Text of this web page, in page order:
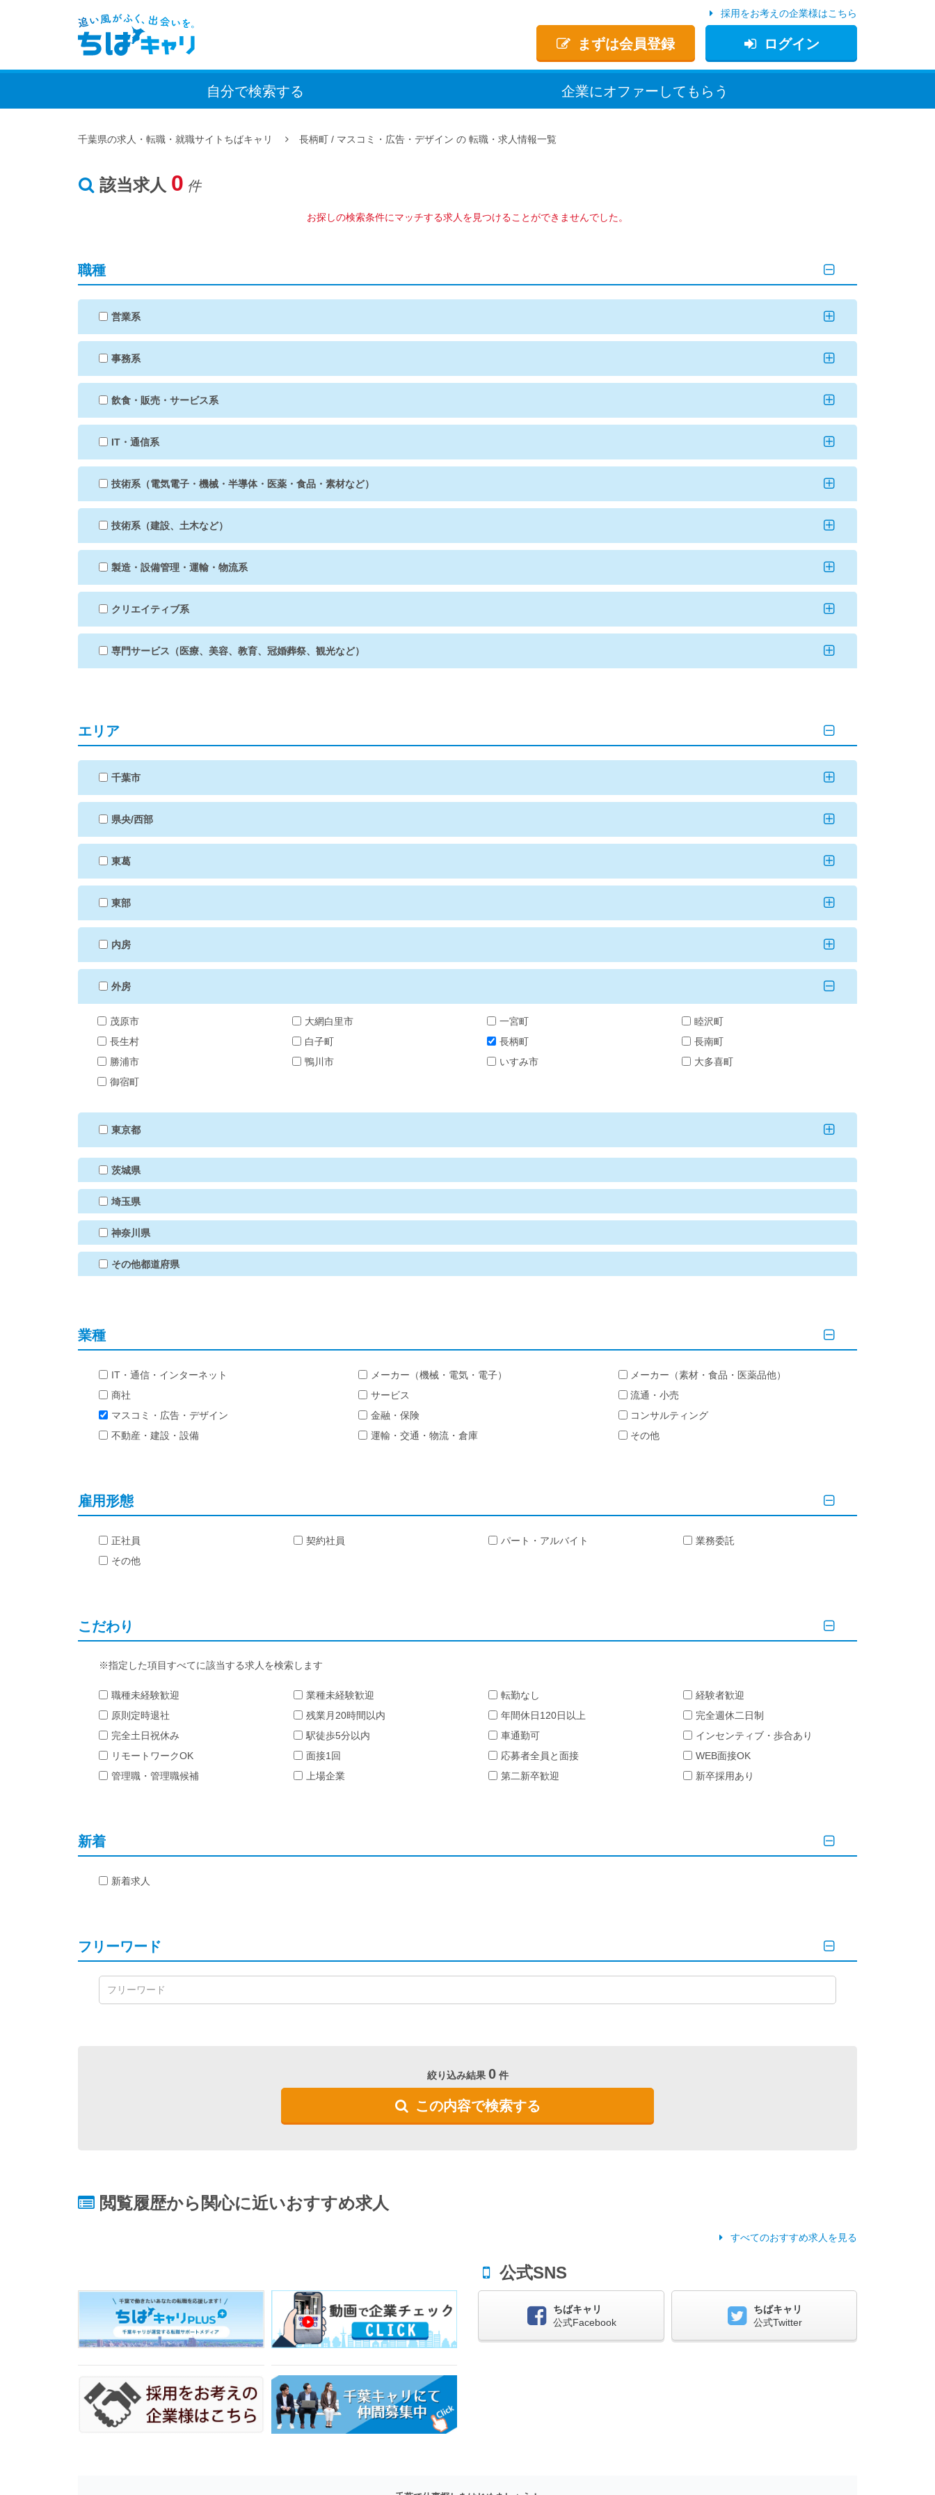
まずは会員登録 ログイン
採用をお考えの企業様はこちら
自分で検索する 企業にオファー してもらう
千葉県の求人・転職・就職サイトちばキャリ 長柄町 マスコミ・広告・デザイン 転職・求人情報一覧
該当求人 0 件
お探しの検索条件にマッチする求人を見つけることができませんでした。
職種
営業系
事務系
飲食・販売・サービス系
IT・通信系
技術系（電気電子・機械・半導体・医薬・食品・素材など）
技術系（建設、土木など）
製造・設備管理・運輸・物流系
クリエイティブ系
専門サービス（医療、美容、教育、冠婚葬祭、観光など）
エリア
千葉市
県央/西部
東葛
東部
内房
外房
茂原市 大網白里市 一宮町
睦沢町
長生村
白子町 長柄町
長南町
勝浦市
鴨川市 いすみ市
大多喜町
御宿町
東京都
茨城県
埼玉県
神奈川県
その他都道府県
業種
IT・通信・インターネット メーカー（機械・電気・電子）
メーカー（素材・食品・医薬品他）
商社
サービス
流通・小売
マスコミ・広告・デザイン
金融・保険
コンサルティング
不動産・建設・設備
運輸・交通・物流・倉庫 その他
雇用形態
正社員 契約社員 パート・アルバイト
業務委託
その他
こだわり
指定した項目すべてに該当する求人を検索します
職種未経験歓迎 業種未経験歓迎 転勤なし
経験者歓迎
原則定時退社
残業月20時間以内 年間休日120日以上
完全週休二日制
完全土日祝休み
駅徒歩5分以内 車通勤可
インセンティブ・歩合あり
リモートワークOK
面接1回 応募者全員と面接
WEB面接OK
管理職・管理職候補
上場企業 第二新卒歓迎 新卒採用あり
新着
新着求人
フリーワード
絞り込み結果 0件
この内容で検索する
閲覧履歴から関心に近いおすすめ求人
すべてのおすすめ求人を見る
公式SNS
ちばキャリ
公式Facebook
ちばキャリ
公式Twitter